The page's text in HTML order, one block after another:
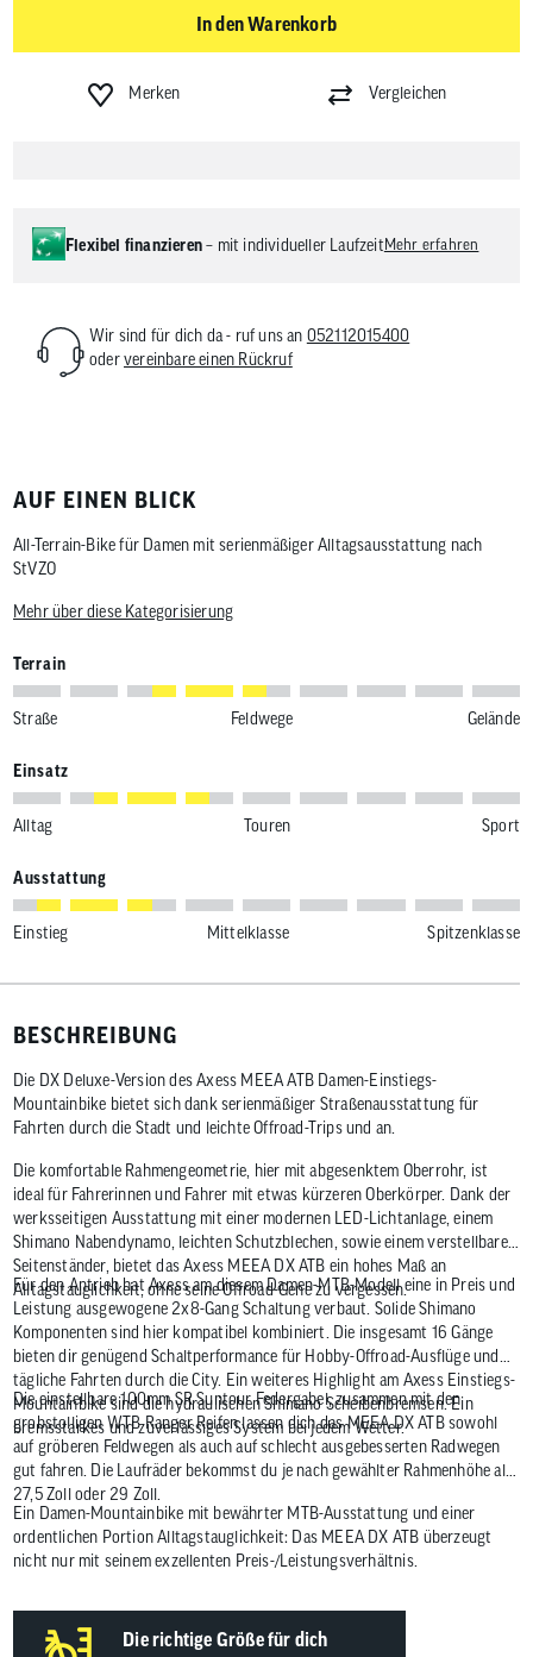
In den Warenkorb
Merken Vergleichen
Flexibel finanzieren– mit individueller Laufzeit Mehr erfahren
Wir sind für dich da - ruf uns an 052112015400
odervereinbare einen Rückruf
AUF EINEN BLICK
All-Terrain-Bike für Damen mit serienmäßiger Alltagsausstattung nach
StVZO
Mehr über diese Kategorisierung
Terrain
Straße Feldwege Gelände
Einsatz
Alltag Touren Sport
Ausstattung
Einstieg Mittelklasse Spitzenklasse
BESCHREIBUNG
Die DX Deluxe-Version des Axess MEEA ATB Damen-Einstiegs-
Mountainbike bietet sich dank serienmäßiger Straßenausstattung für
Fahrten durch die Stadt und leichte Offroad-Trips und an.
Die komfortable Rahmengeometrie, hier mit abgesenktem Oberrohr, ist
ideal für Fahrerinnen und Fahrer mit etwas kürzeren Oberkörper. Dank der
werksseitigen Ausstattung mit einer modernen LED-Lichtanlage, einem
Shimano Nabendynamo, leichten Schutzblechen, sowie einem verstellbaren
Seitenständer, bietet das Axess MEEA DX ATB ein hohes Maß an
Alltagstauglichkeit, ohne seine Offroad-Gene zu vergessen.
Für den Antrieb hat Axess am diesem Damen-MTB-Modell eine in Preis und
Leistung ausgewogene 2x8-Gang Schaltung verbaut. Solide Shimano
Komponenten sind hier kompatibel kombiniert. Die insgesamt 16 Gänge
bieten dir genügend Schaltperformance für Hobby-Offroad-Ausflüge und
tägliche Fahrten durch die City. Ein weiteres Highlight am Axess Einstiegs-
Mountainbike sind die hydraulischen Shimano Scheibenbremsen. Ein
bremsstarkes und zuverlässiges System bei jedem Wetter.
Die einstellbare 100mm SR Suntour Federgabel, zusammen mit den
grobstolligen WTB Ranger Reifen lassen dich das MEEA DX ATB sowohl
auf gröberen Feldwegen als auch auf schlecht ausgebesserten Radwegen
gut fahren. Die Laufräder bekommst du je nach gewählter Rahmenhöhe als
27,5 Zoll oder 29 Zoll.
Ein Damen-Mountainbike mit bewährter MTB-Ausstattung und einer
ordentlichen Portion Alltagstauglichkeit: Das MEEA DX ATB überzeugt
nicht nur mit seinem exzellenten Preis-/Leistungsverhältnis.
Die richtige Größe für dich